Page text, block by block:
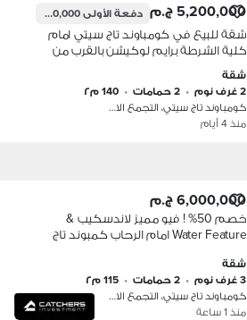
5,200,000 ج.م دفعة الأولى520,000 ج.م
شقة للبيع في كومباوند تاج سيتي امام
كلية الشرطة برايم لوكيشن بالقرب من
مدينة نصر ومصر الجديده
شقة
2 غرف نوم
• 2 حمامات • 140 م٢
كومباوند تاج سيتي، التجمع الاول
منذ 4 أيام
6,000,000 ج.م
خصم 50% ! فيو مميز لاندسكيب &
Water Feature امام الرحاب كمبوند تاج
Marriott
شقة
3 غرف نوم
• 2 حمامات • 115 م٢
كومباوند تاج سيتي، التجمع الاول
منذ 1 ساعة